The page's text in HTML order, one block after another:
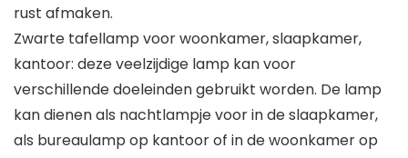
rust afmaken.
Zwarte tafellamp voor woonkamer, slaapkamer,
kantoor: deze veelzijdige lamp kan voor
verschillende doeleinden gebruikt worden. De lamp
kan dienen als nachtlampje voor in de slaapkamer,
als bureaulamp op kantoor of in de woonkamer op